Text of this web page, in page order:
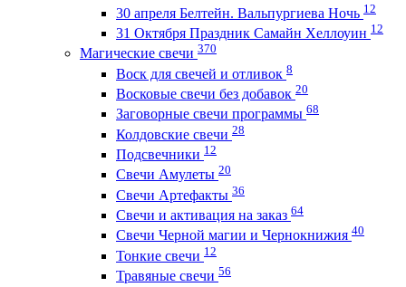
30 апреля Белтейн. Вальпургиева Ночь 12
31 Октября Праздник Самайн Хеллоуин 12
Магические свечи 370
Воск для свечей и отливок 8
Восковые свечи без добавок 20
Заговорные свечи программы 68
Колдовские свечи 28
Подсвечники 12
Свечи Амулеты 20
Свечи Артефакты 36
Свечи и активация на заказ 64
Свечи Черной магии и Чернокнижия 40
Тонкие свечи 12
Травяные свечи 56